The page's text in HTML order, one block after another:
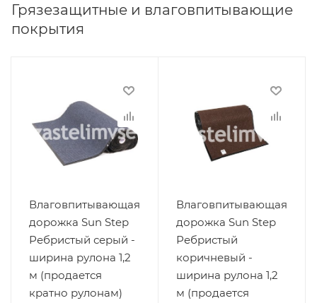
Грязезащитные и влаговпитывающие
покрытия
Влаговпитывающая
дорожка Sun Step
Ребристый серый -
ширина рулона 1,2
м (продается
кратно рулонам)
Влаговпитывающая
дорожка Sun Step
Ребристый
коричневый -
ширина рулона 1,2
м (продается